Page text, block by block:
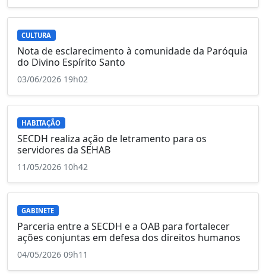
CULTURA
Nota de esclarecimento à comunidade da Paróquia
do Divino Espírito Santo
03/06/2026 19h02
HABITAÇÃO
SECDH realiza ação de letramento para os
servidores da SEHAB
11/05/2026 10h42
GABINETE
Parceria entre a SECDH e a OAB para fortalecer
ações conjuntas em defesa dos direitos humanos
04/05/2026 09h11